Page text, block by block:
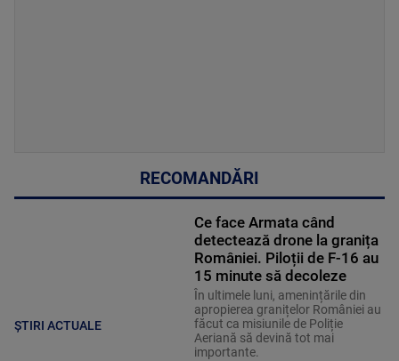
RECOMANDĂRI
ȘTIRI ACTUALE
Ce face Armata când
detectează drone la granița
României. Piloții de F-16 au
15 minute să decoleze
În ultimele luni, amenințările din
apropierea granițelor României au
făcut ca misiunile de Poliție
Aeriană să devină tot mai
importante.